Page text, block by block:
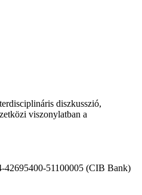
diszkusszió,
viszonylatban a
42695400-51100005 (CIB Bank)